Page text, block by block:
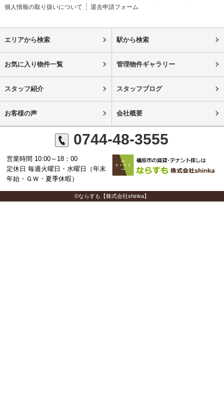
個人情報の取り扱いについて
退去申請フォーム
エリアから検索 駅から検索
お気に入り物件一覧 管理物件ギャラリー
スタッフ紹介 スタッフブログ
お客様の声 会社概要
0744-48-3555
営業時間 10:00～18：00
定休日 毎週火曜日・水曜日（年末
年始・ＧＷ・夏季休暇）
©ならすも【株式会社shinka】